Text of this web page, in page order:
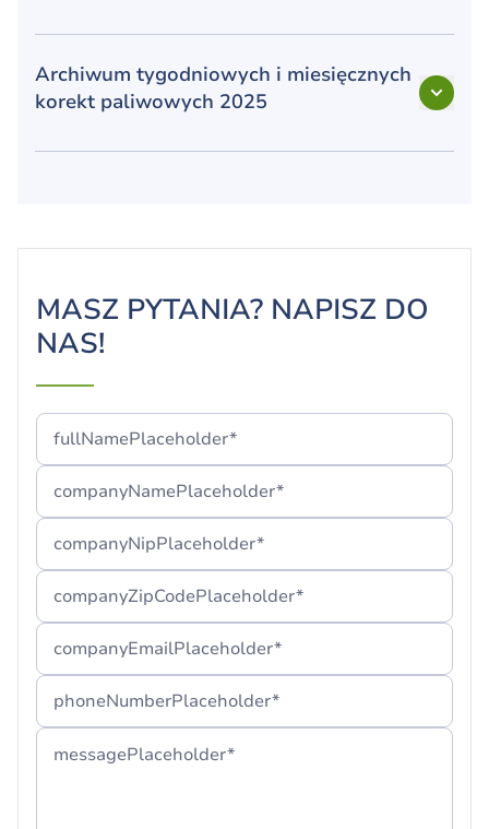
Archiwum tygodniowych i miesięcznych
korekt paliwowych 2025
MASZ PYTANIA? NAPISZ DO
NAS!
fullNamePlaceholder*
companyNamePlaceholder*
companyNipPlaceholder*
companyZipCodePlaceholder*
companyEmailPlaceholder*
phoneNumberPlaceholder*
messagePlaceholder*
Twój formularz został pomyślnie
przesłany!
Dziękujemy i cieszymy się, że jesteś z nami.
Jeżeli nie możesz odnaleźć naszej wiadomości,
sugerujemy sprawdzenie folderu „Spam” lub
odczekanie kilku minut.